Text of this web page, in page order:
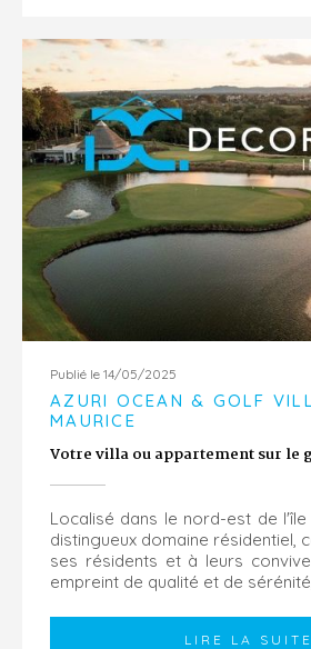
Publié le 14/05/2025
AZURI OCEAN & GOLF
MAURICE
Votre villa ou appartement sur le
Localisé dans le nord-est de l'île
distingueux domaine résidentiel,
ses résidents et à leurs
empreint de qualité et de
LIRE LA SUITE